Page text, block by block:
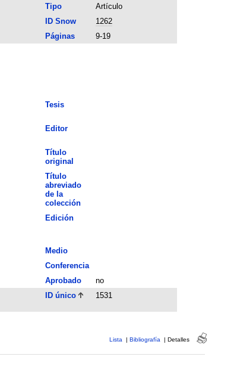
Tipo
Artículo
ID Snow
1262
Páginas
9-19
Tesis
Editor
Título
original
Título
abreviado
de la
colección
Edición
Medio
Conferencia
Aprobado
no
ID único 1531
Lista | Bibliografía | Detalles